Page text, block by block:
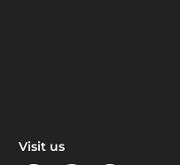
Visit us